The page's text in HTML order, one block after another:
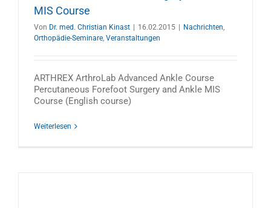
MIS Course
Von Dr. med. Christian Kinast | 16.02.2015 | Nachrichten
Orthopädie-Seminare Veranstaltungen
ARTHREX ArthroLab Advanced Ankle Course
Percutaneous Forefoot Surgery and Ankle MIS
Course (English course)
Weiterlesen